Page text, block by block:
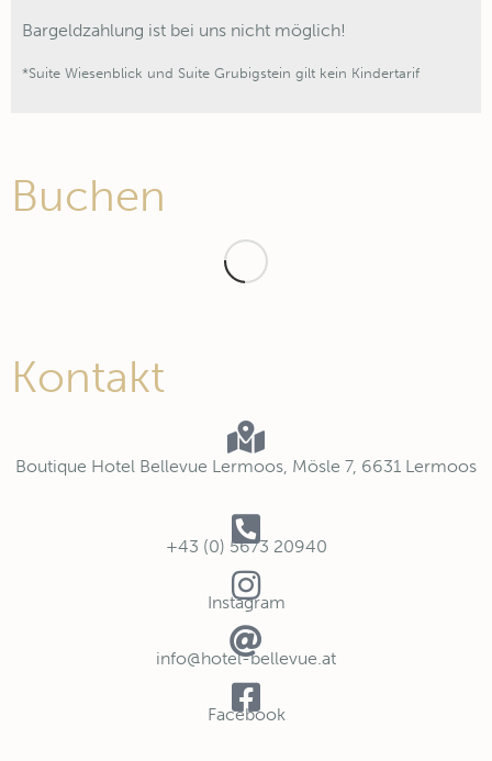
Bargeldzahlung ist bei uns nicht möglich!
*Suite Wiesenblick und Suite Grubigstein gilt kein Kindertarif
Buchen
Kontakt
Boutique Hotel Bellevue Lermoos, Mösle 7, 6631 Lermoos
+43 (0) 5673 20940
Instagram
info@hotel-bellevue.at
Facebook